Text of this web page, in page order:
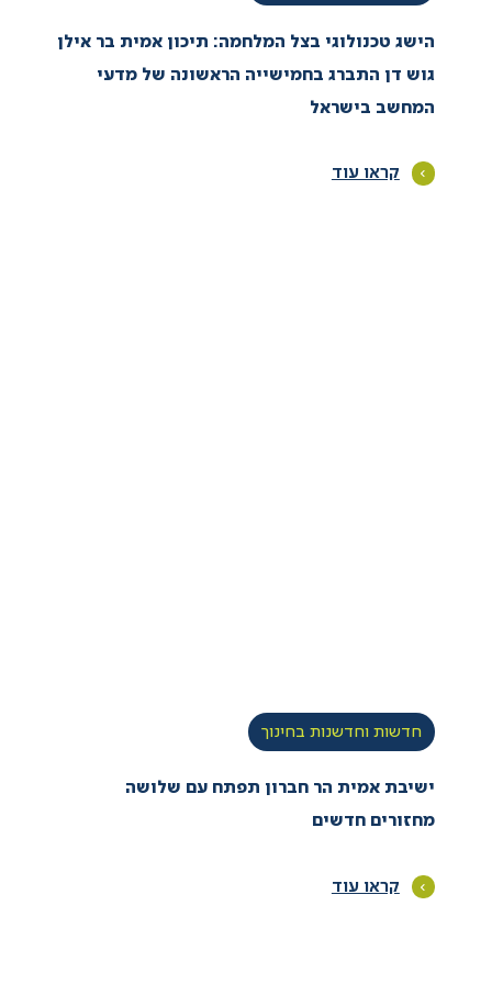
הישג טכנולוגי בצל המלחמה: תיכון אמית בר אילן
גוש דן התברג בחמישייה הראשונה של מדעי
המחשב בישראל
קראו עוד
חדשות וחדשנות בחינוך
ישיבת אמית הר חברון תפתח עם שלושה
מחזורים חדשים
קראו עוד